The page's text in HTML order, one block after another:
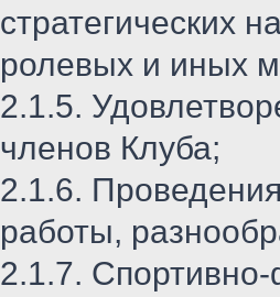
стратегических
ролевых и иных
2.1.5.
членов Клуба;
2.1.6.
работы,
2.1.7. Спортивно-